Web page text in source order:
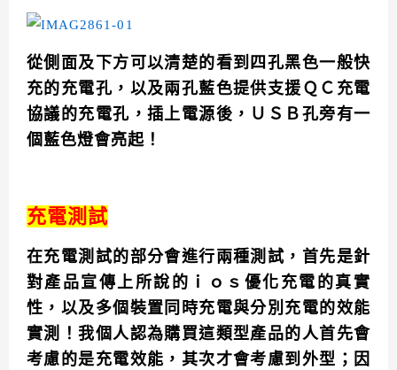
從側面及下方可以清楚的看到四孔黑色一般快
充的充電孔，以及兩孔藍色提供支援ＱＣ充電
協議的充電孔，插上電源後，ＵＳＢ孔旁有一
個藍色燈會亮起！
充電測試
在充電測試的部分會進行兩種測試，首先是針
對產品宣傳上所說的ｉｏｓ優化充電的真實
性，以及多個裝置同時充電與分別充電的效能
實測！我個人認為購買這類型產品的人首先會
考慮的是充電效能，其次才會考慮到外型；因